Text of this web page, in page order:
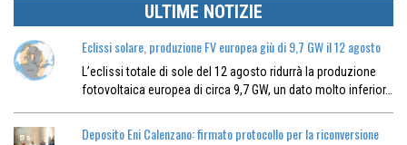
ULTIME NOTIZIE
Eclissi solare, produzione FV europea giù di 9,7 GW il 12 agosto
L’eclissi totale di sole del 12 agosto ridurrà la produzione
fotovoltaica europea di circa 9,7 GW, un dato molto inferior…
Deposito Eni Calenzano: firmato protocollo per la riconversione